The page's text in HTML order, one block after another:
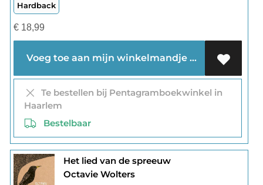
Hardback
€18,99
Voeg toe aan mijn winkelmandje
Te bestellen bij Pentagramboekwinkel in
Haarlem
Bestelbaar
Het lied van de spreeuw
Octavie Wolters